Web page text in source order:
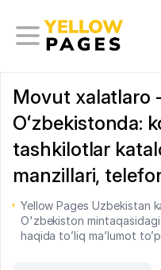
Movut xalatlaro
Oʻzbekistonda:
tashkilotlar
manzillari,
Yellow Pages Uzbekistan
O'zbekiston
haqida to’liq ma’lumot